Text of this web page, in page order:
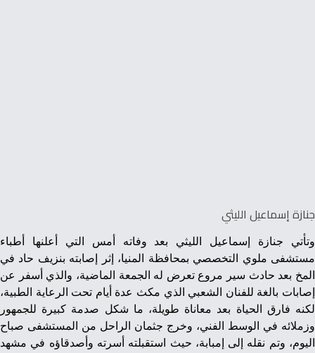
جنازة إسماعيل الليثي
وتأتي جنازة إسماعيل الليثي بعد وفاته أمس التي أعلنها أطباء
مستشفى ملوي التخصصي بمحافظة المنيا، إثر إصابته بنزيف حاد في
المخ بعد حادث سير مروع تعرض له الجمعة الماضية، والذي أسفر عن
إصابات بالغة للفنان الشعبي الذي مكث عدة أيام تحت الرعاية الطبية،
لكنه فارق الحياة بعد معاناة طويلة، ما شكل صدمة كبيرة للجمهور
وزملائه في الوسط الفني، وخرج جثمان الراحل من المستشفى صباح
اليوم، وتم نقله إلى إمبابة، حيث استقبلته أسرته وأصدقاؤه في مشهد